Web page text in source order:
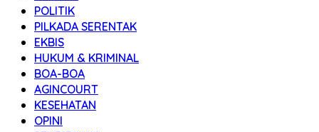
POLITIK
PILKADA SERENTAK
EKBIS
HUKUM & KRIMINAL
BOA-BOA
AGINCOURT
KESEHATAN
OPINI